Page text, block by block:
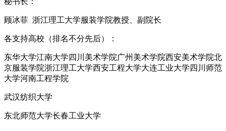
顾冰菲 浙江理工大学服装学院教授、副院长
各支持高校（排名不分先后）：
东华大学江南大学四川美术学院广州美术学院西安美术学院北
京服装学院浙江理工大学西安工程大学大连工业大学四川师范
大学河南工程学院
武汉纺织大学
东北师范大学长春工业大学